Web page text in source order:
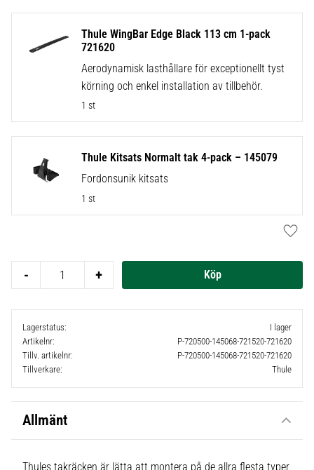
Thule WingBar Edge Black 113 cm 1-pack
721620
Aerodynamisk lasthållare för exceptionellt tyst
körning och enkel installation av tillbehör.
1 st
Thule Kitsats Normalt tak 4-pack – 145079
Fordonsunik kitsats
1 st
+
-
Lagerstatus
I lager
Artikelnr
P-720500-145068-721520-721620
Tillv. artikelnr
P-720500-145068-721520-721620
Tillverkare
Thule
Allmänt
Thules takräcken är lätta att montera på de allra flesta typer